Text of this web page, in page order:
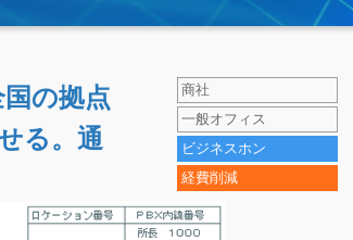
商社
一般オフィス
ビジネスホン
経費削減
の拠点
る。通